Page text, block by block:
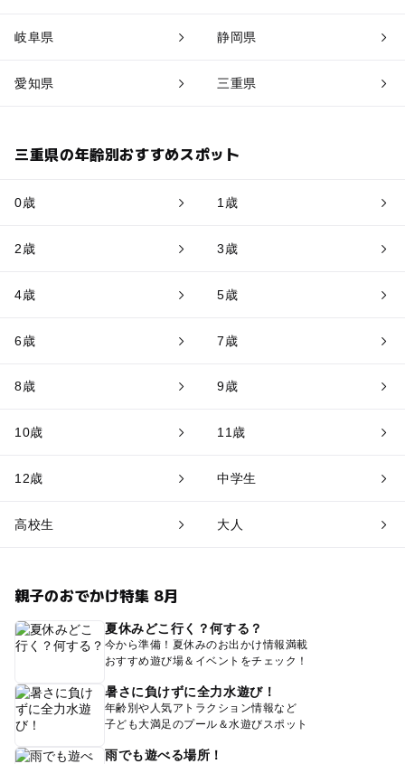
岐阜県 静岡県
愛知県 三重県
三重県の年齢別おすすめスポット
0歳 1歳
2歳 3歳
4歳 5歳
6歳 7歳
8歳 9歳
10歳 11歳
12歳 中学生
高校生 大人
親子のおでかけ特集 8月
夏休みどこ行く？何する？
今から準備！夏休みのお出かけ情報満載
おすすめ遊び場＆イベントをチェック！
暑さに負けずに全力水遊び！
年齢別や人気アトラクション情報など
子ども大満足のプール＆水遊びスポット
雨でも遊べる場所！